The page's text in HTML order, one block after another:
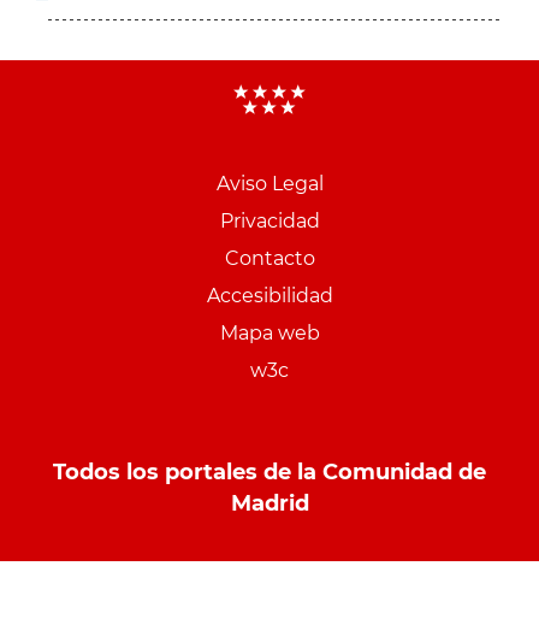
Aviso Legal
Privacidad
Contacto
Accesibilidad
Mapa web
w3c
Todos los portales de la Comunidad de
Madrid